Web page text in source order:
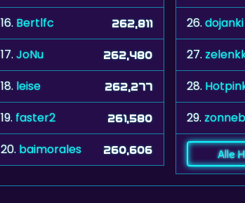
16. Bertlfc 262,811
17.JoNu 262,480
18. leise 262,277
19.faster2 261,580
20. baimorales 260,606
26.dojanki
27.
28.
29.
Alle